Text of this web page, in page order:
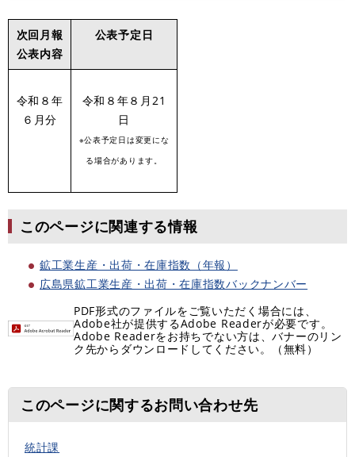
次回月報
公表内容
公表予定日
令和８年
６月分
令和８年８月21
日
​※公表予定日は変更にな
る場合があります。
このページに関連する情報
鉱工業生産・出荷・在庫指数（年報）
広島県鉱工業生産・出荷・在庫指数バックナンバー
PDF形式のファイルをご覧いただく場合には、
Adobe社が提供するAdobe Readerが必要です。
Adobe Readerをお持ちでない方は、バナーのリン
ク先からダウンロードしてください。（無料）
このページに関するお問い合わせ先
統計課